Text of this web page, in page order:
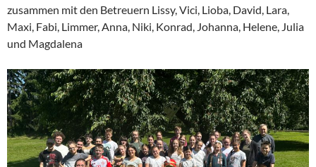
zusammen mit den Betreuern Lissy, Vici, Lioba, David, Lara,
Maxi, Fabi, Limmer, Anna, Niki, Konrad, Johanna, Helene, Julia
und Magdalena